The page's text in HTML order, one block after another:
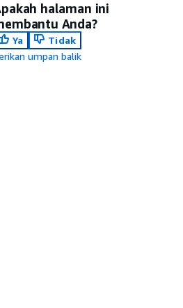
halaman ini
Anda?
Ya
Tidak
umpan balik